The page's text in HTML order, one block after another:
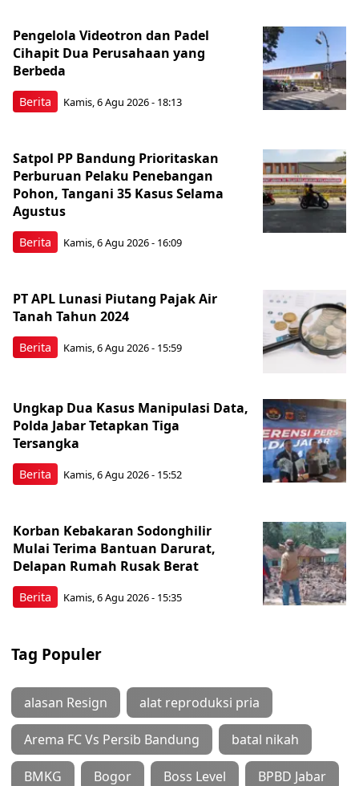
Berita
Pengelola Videotron dan Padel
Cihapit Dua Perusahaan yang
Berbeda
Kamis, 6 Agu 2026 - 18:13
Berita
Satpol PP Bandung Prioritaskan
Perburuan Pelaku Penebangan
Pohon, Tangani 35 Kasus Selama
Agustus
Kamis, 6 Agu 2026 - 16:09
Berita
PT APL Lunasi Piutang Pajak Air
Tanah Tahun 2024
Kamis, 6 Agu 2026 - 15:59
Berita
Ungkap Dua Kasus Manipulasi Data,
Polda Jabar Tetapkan Tiga
Tersangka
Kamis, 6 Agu 2026 - 15:52
Berita
Korban Kebakaran Sodonghilir
Mulai Terima Bantuan Darurat,
Delapan Rumah Rusak Berat
Kamis, 6 Agu 2026 - 15:35
Tag Populer
alasan Resign alat reproduksi pria
Arema FC Vs Persib Bandung batal nikah
BMKG Bogor Boss Level BPBD Jabar